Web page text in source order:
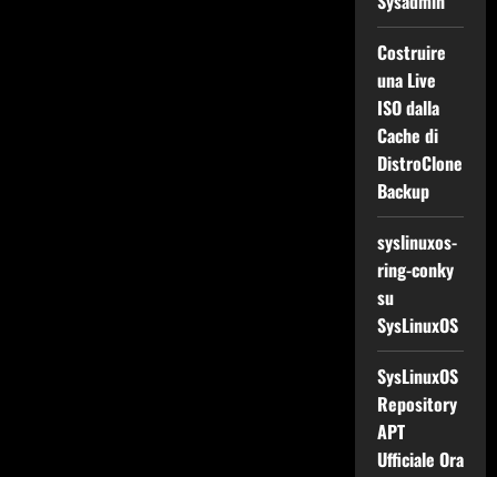
Costruire
una Live
ISO dalla
Cache di
DistroClone
Backup
syslinuxos-
ring-conky
su
SysLinuxOS
SysLinuxOS
Repository
APT
Ufficiale Ora